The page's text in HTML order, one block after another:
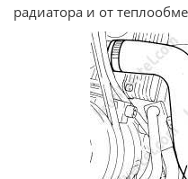
радиатора и от